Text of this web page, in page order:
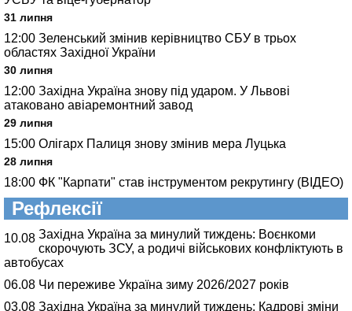
31 липня
12:00 Зеленський змінив керівництво СБУ в трьох
областях Західної України
30 липня
12:00 Західна Україна знову під ударом. У Львові
атаковано авіаремонтний завод
29 липня
15:00 Олігарх Палиця знову змінив мера Луцька
28 липня
18:00 ФК "Карпати" став інструментом рекрутингу (ВІДЕО)
Рефлексії
10.08 Західна Україна за минулий тиждень: Воєнкоми
скорочують ЗСУ, а родичі військових конфліктують в
автобусах
06.08 Чи переживе Україна зиму 2026/2027 років
03.08 Західна Україна за минулий тиждень: Кадрові зміни